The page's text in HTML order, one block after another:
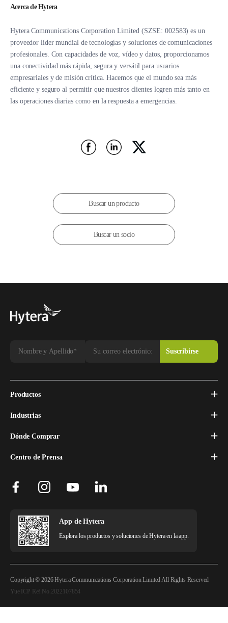
Acerca de Hytera
Hytera Communications Corporation Limited (SZSE: 002583) es un
proveedor líder mundial de tecnologías y soluciones de comunicaciones
profesionales. Con capacidades de voz, vídeo y datos, proporcionamos
una conectividad más rápida, segura y versátil para usuarios
empresariales y de misión crítica. Hacemos que el mundo sea más
eficiente y seguro al permitir que nuestros clientes logren más tanto en
las operaciones diarias como en la respuesta a emergencias.
Buscar un producto
Buscar un socio
Productos
Industrias
Dónde Comprar
Centro de Prensa
App de Hytera
Explora los productos y soluciones de Hytera en la app.
Copyright © 2026 Hytera Communications Corporation Limited All Rights Reserved
Yue ICP Ref.No.2022107854